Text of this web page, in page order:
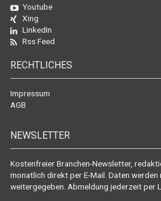
Youtube
Xing
LinkedIn
Rss Feed
RECHTLICHES
Impressum
AGB
NEWSLETTER
Kostenfreier Branchen-Newsletter,
monatlich direkt per E-Mail. Daten
weitergegeben. Abmeldung jederzeit per